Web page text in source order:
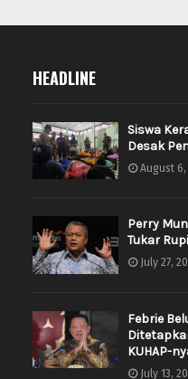
HEADLINE
Siswa
Desak
August 6,
Perry
Tukar
July 27,
Febrie
KUHAP-
July 13,